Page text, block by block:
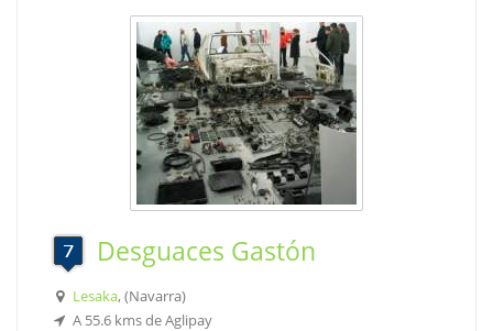
Desguaces Gastón
Lesaka, (Navarra)
A 55.6 kms de Aglipay